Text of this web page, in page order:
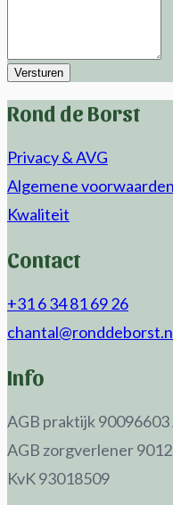
Versturen
Rond de Borst
Privacy & AVG
Algemene voorwaarden
Kwaliteit
Contact
+31 6 34 81 69 26
Info
AGB praktijk 90096603
AGB zorgverlener
KvK 93018509